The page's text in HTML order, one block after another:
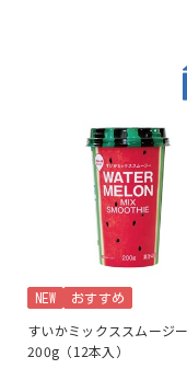
NEW おすすめ
すいかミックススムージー
200g（12本入）